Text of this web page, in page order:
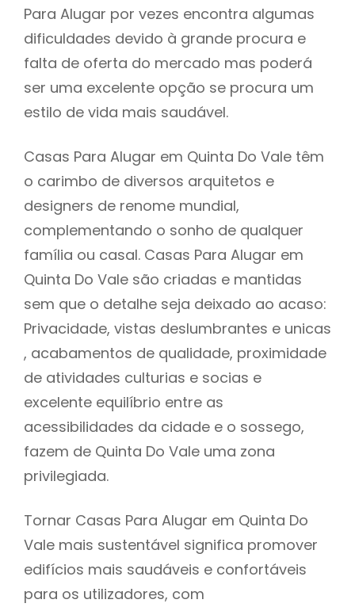
Para Alugar por vezes encontra algumas
dificuldades devido à grande procura e
falta de oferta do mercado mas poderá
ser uma excelente opção se procura um
estilo de vida mais saudável.
Casas Para Alugar em Quinta Do Vale têm
o carimbo de diversos arquitetos e
designers de renome mundial,
complementando o sonho de qualquer
família ou casal. Casas Para Alugar em
Quinta Do Vale são criadas e mantidas
sem que o detalhe seja deixado ao acaso:
Privacidade, vistas deslumbrantes e unicas
, acabamentos de qualidade, proximidade
de atividades culturias e socias e
excelente equilíbrio entre as
acessibilidades da cidade e o sossego,
fazem de Quinta Do Vale uma zona
privilegiada.
Tornar Casas Para Alugar em Quinta Do
Vale mais sustentável significa promover
edifícios mais saudáveis e confortáveis
para os utilizadores, com